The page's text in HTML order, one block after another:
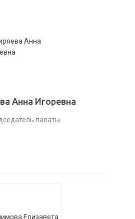
Анна Игоревна
палаты